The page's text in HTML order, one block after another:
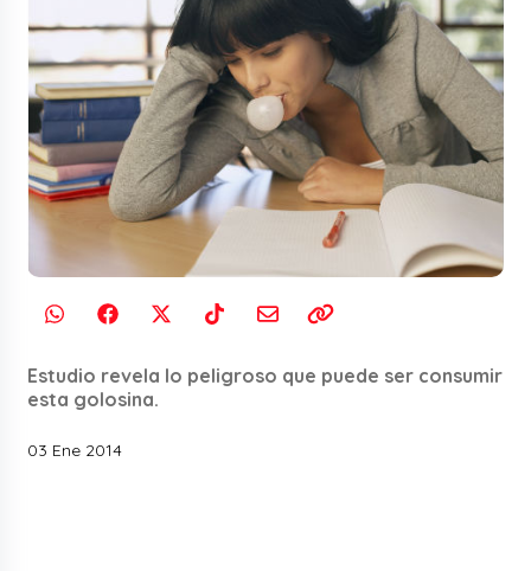
Estudio revela lo peligroso que puede ser consumir
esta golosina.
03 Ene 2014